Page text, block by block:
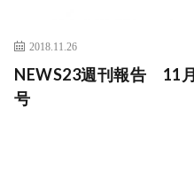
2018.11.26
NEWS23週刊報告 11
号